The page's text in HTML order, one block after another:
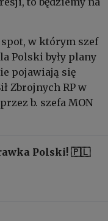
w którym szef
Polski były plany
pojawiają się
Zbrojnych RP w
b. szefa MON
Polski! 🇵🇱